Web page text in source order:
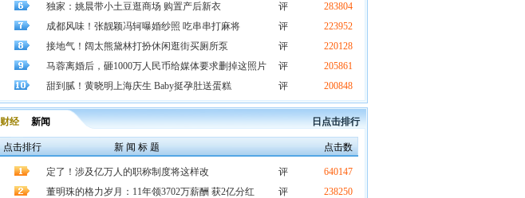
独家：姚晨带小土豆逛商场 购置产后新衣
评
283804
成都风味！张靓颖冯轲曝婚纱照 吃串串打麻将
评
223952
接地气！阔太熊黛林打扮休闲逛街买厕所泵
评
220128
马蓉离婚后，砸1000万人民币给媒体要求删掉这照片
评
205861
甜到腻！黄晓明上海庆生 Baby挺孕肚送蛋糕
评 200848
财经 新闻 日点击排行
点击排行 新 闻 标 题 点击数
定了！涉及亿万人的职称制度将这样改 评
640147
董明珠的格力岁月：11年领3702万薪酬 获2亿分红
评
238250